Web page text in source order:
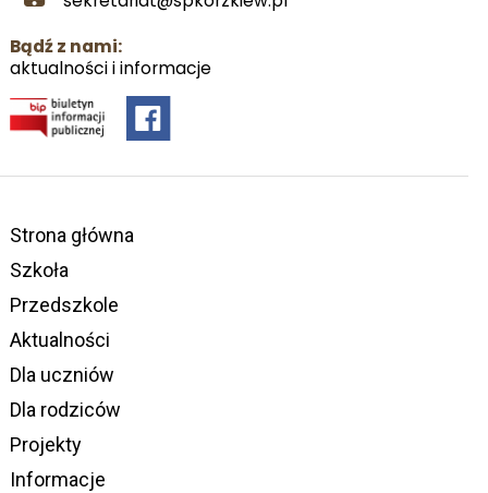
Bądź z nami:
aktualności i informacje
Strona główna
Szkoła
Przedszkole
Aktualności
Dla uczniów
Dla rodziców
Projekty
Informacje